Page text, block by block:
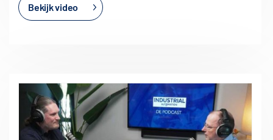
Bekijk video